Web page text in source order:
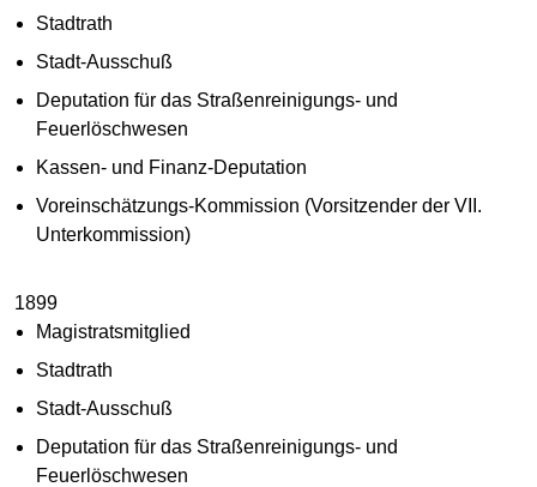
Stadtrath
Stadt-Ausschuß
Deputation für das Straßenreinigungs- und
Feuerlöschwesen
Kassen- und Finanz-Deputation
Voreinschätzungs-Kommission (Vorsitzender der VII.
Unterkommission)
1899
Magistratsmitglied
Stadtrath
Stadt-Ausschuß
Deputation für das Straßenreinigungs- und
Feuerlöschwesen